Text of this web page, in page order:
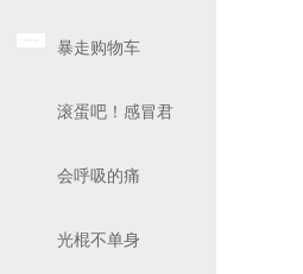
暴走购物车
滚蛋吧！感冒君
会呼吸的痛
光棍不单身